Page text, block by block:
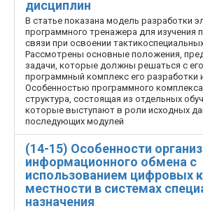
дисциплин
В статье показана модель разработки
программного тренажера для изучения
связи при освоении
Рассмотрены основные положения,
задачи, которые должны решаться с
программный комплекс его разработки
Особенностью программного комплекса
структура, состоящая из отдельных
которые выступают в роли исходных
последующих модулей
(14-15) Особенности
информационного обмена с
использованием цифровых
местности в системах
назначения